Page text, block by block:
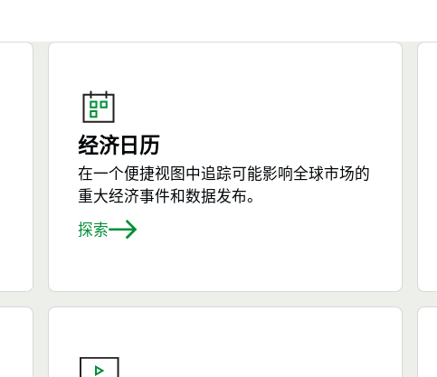
经济日历
在一个便捷视图中追踪可能影响全球市场的
重大经济事件和数据发布。
探索